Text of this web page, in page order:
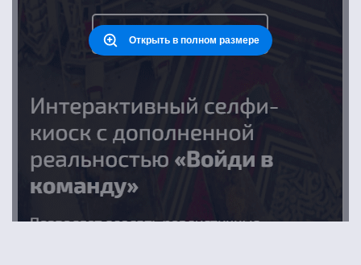
Открыть в полном размере